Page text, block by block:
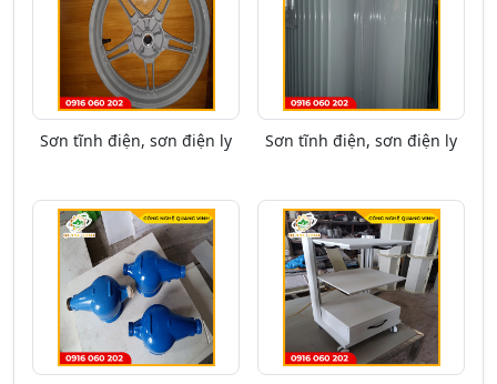
Sơn tĩnh điện, sơn điện ly Sơn tĩnh điện, sơn điện ly